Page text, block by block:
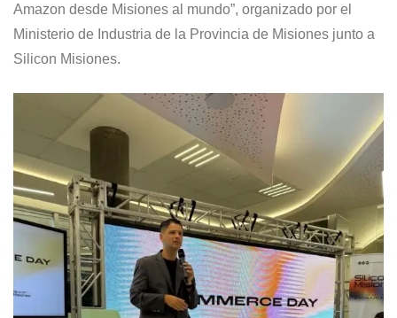
Amazon desde Misiones al mundo”, organizado por el
Ministerio de Industria de la Provincia de Misiones junto a
Silicon Misiones.